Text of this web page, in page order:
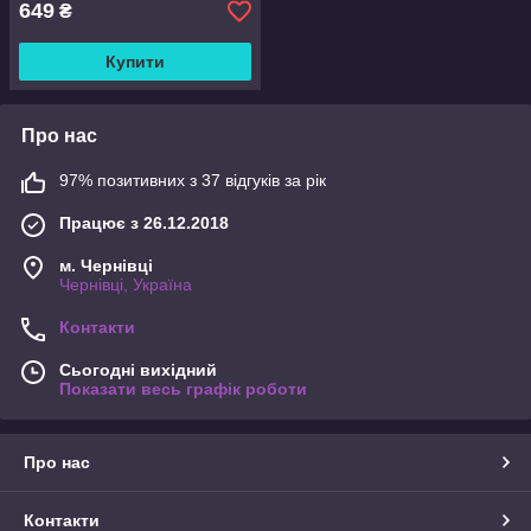
649 ₴
Купити
Про нас
97% позитивних з 37 відгуків за рік
Працює з 26.12.2018
м. Чернівці
Чернівці, Україна
Контакти
Сьогодні вихідний
Показати весь графік роботи
Про нас
Контакти